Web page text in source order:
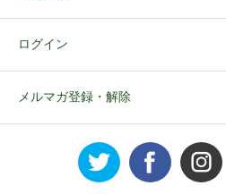
ログイン
メルマガ登録・解除